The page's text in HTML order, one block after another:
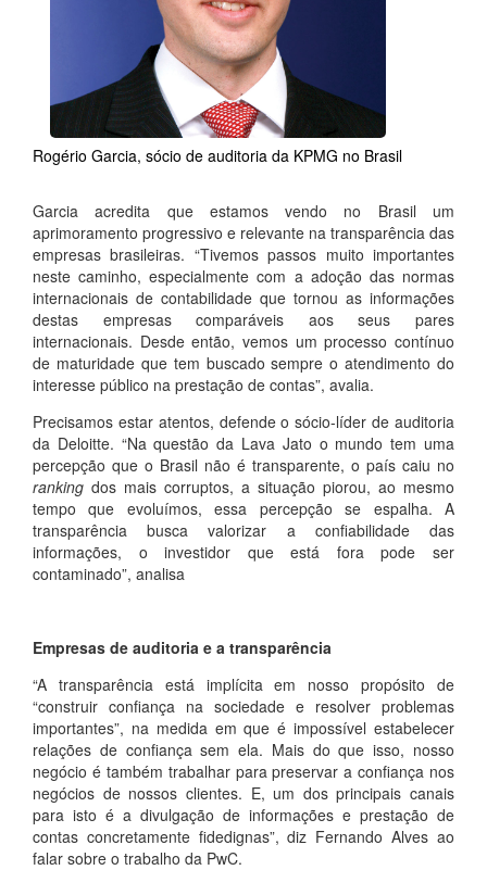
Rogério Garcia, sócio de auditoria da KPMG no Brasil
Garcia acredita que estamos vendo no Brasil um
aprimoramento progressivo e relevante na transparência das
empresas brasileiras. “Tivemos passos muito importantes
neste caminho, especialmente com a adoção das normas
internacionais de contabilidade que tornou as informações
destas empresas comparáveis aos seus pares
internacionais. Desde então, vemos um processo contínuo
de maturidade que tem buscado sempre o atendimento do
interesse público na prestação de contas”, avalia.
Precisamos estar atentos, defende o sócio-líder de auditoria
da Deloitte. “Na questão da Lava Jato o mundo tem uma
percepção que o Brasil não é transparente, o país caiu no
ranking dos mais corruptos, a situação piorou, ao mesmo
tempo que evoluímos, essa percepção se espalha. A
transparência busca valorizar a confiabilidade das
informações, o investidor que está fora pode ser
contaminado”, analisa
Empresas de auditoria e a transparência
“A transparência está implícita em nosso propósito de
“construir confiança na sociedade e resolver problemas
importantes”, na medida em que é impossível estabelecer
relações de confiança sem ela. Mais do que isso, nosso
negócio é também trabalhar para preservar a confiança nos
negócios de nossos clientes. E, um dos principais canais
para isto é a divulgação de informações e prestação de
contas concretamente fidedignas”, diz Fernando Alves ao
falar sobre o trabalho da PwC.